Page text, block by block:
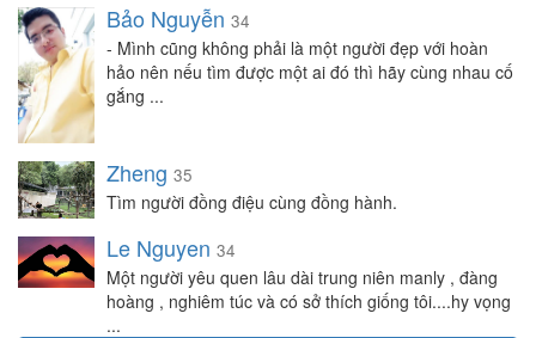
Bảo Nguyễn 34
- Mình cũng không phải là một người đẹp với hoàn
hảo nên nếu tìm được một ai đó thì hãy cùng nhau cố
gắng ...
Zheng 35
Tìm người đồng điệu cùng đồng hành.
Le Nguyen 34
Một người yêu quen lâu dài trung niên manly , đàng
hoàng , nghiêm túc và có sở thích giống tôi....hy vọng
...